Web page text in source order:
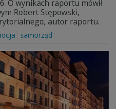
O wynikach raportu mówił
Robert Stępowski,
autor raportu.
samorząd